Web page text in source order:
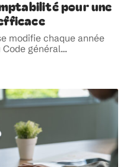
pour une
modifie chaque année
général…